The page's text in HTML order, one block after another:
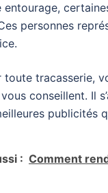
entourage,
personnes
toute tracasserie,
conseillent. Il
: Comment